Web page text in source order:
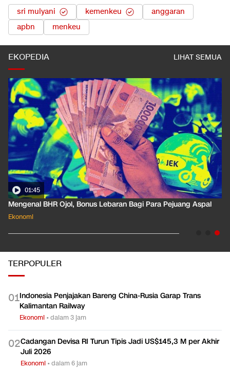
sri mulyani kemenkeu
anggaran
apbn
menkeu
EKOPEDIA LIHAT SEMUA
01:35
Pahami Dampak Kenaikan Suku Bunga Acuan ke Cicilan KPR
Ekonomi
TERPOPULER
01Indonesia Penjajakan Bareng China-Rusia Garap Trans
Kalimantan Railway
Ekonomi •dalam 3 jam
02Cadangan Devisa RI Turun Tipis Jadi US$145,3 M per Akhir
Juli 2026
Ekonomi •dalam 6 jam